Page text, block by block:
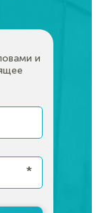
и
*